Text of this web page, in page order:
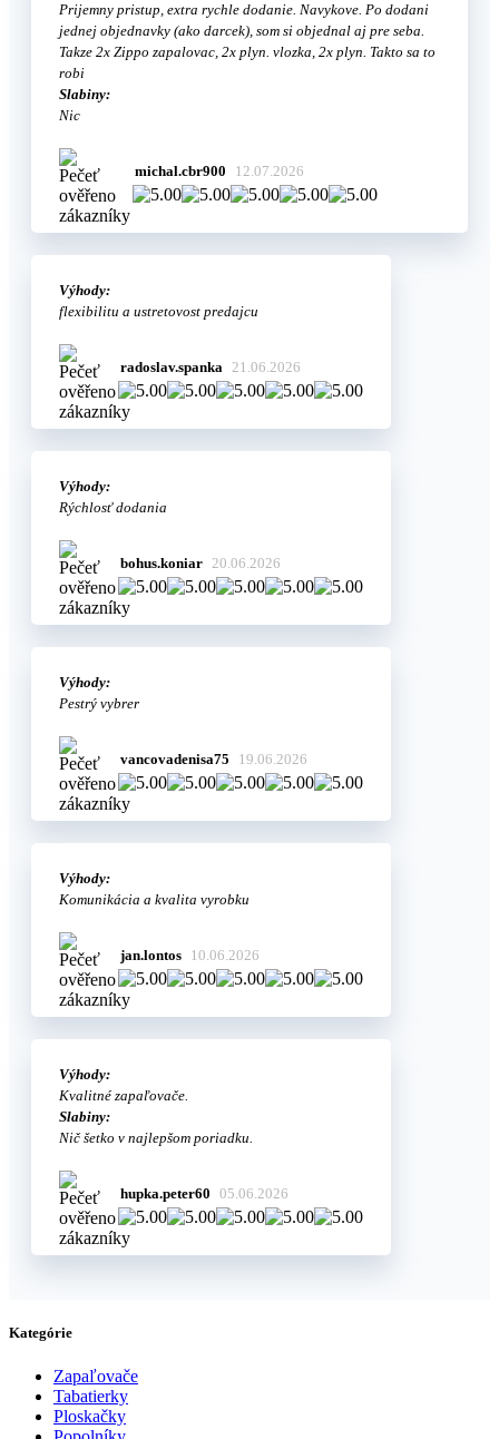
Prijemny pristup, extra rychle dodanie. Navykove. Po dodani
jednej objednavky (ako darcek), som si objednal aj pre seba.
Takze 2x Zippo zapalovac, 2x plyn. vlozka, 2x plyn. Takto sa to
robi
Slabiny:
Nic
michal.cbr900 12.07.2026
Výhody:
flexibilitu a ustretovost predajcu
radoslav.spanka 21.06.2026
Výhody:
Rýchlosť dodania
bohus.koniar 20.06.2026
Výhody:
Pestrý vybrer
vancovadenisa75 19.06.2026
Výhody:
Komunikácia a kvalita vyrobku
jan.lontos 10.06.2026
Výhody:
Kvalitné zapaľovače.
Slabiny:
Nič šetko v najlepšom poriadku.
hupka.peter60 05.06.2026
Kategórie
Zapaľovače
Tabatierky
Ploskačky